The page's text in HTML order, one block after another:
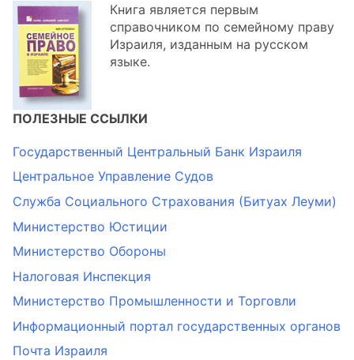
Книга является первым
справочником по семейному праву
Израиля, изданным на русском
языке.
ПОЛЕЗНЫЕ ССЫЛКИ
Государственный Центральный Банк Израиля
Центральное Управление Судов
Служба Социального Страхования (Битуах Леуми)
Министерство Юстиции
Министерство Обороны
Налоговая Инспекция
Министерство Промышленности и Торговли
Информационный портал государственных органов
Почта Израиля